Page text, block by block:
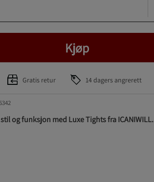
Kjøp
Gratis retur 14 dagers angrerett
og funksjon med Luxe Tights fra ICANIWILL.